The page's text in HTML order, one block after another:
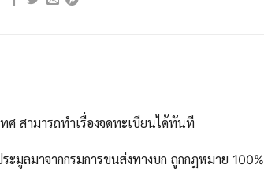
ศ สามารถทำเรื่องจดทะเบียนได้ทันที
ะมูลมาจากกรมการขนส่งทางบก ถูกกฎหมาย 100%